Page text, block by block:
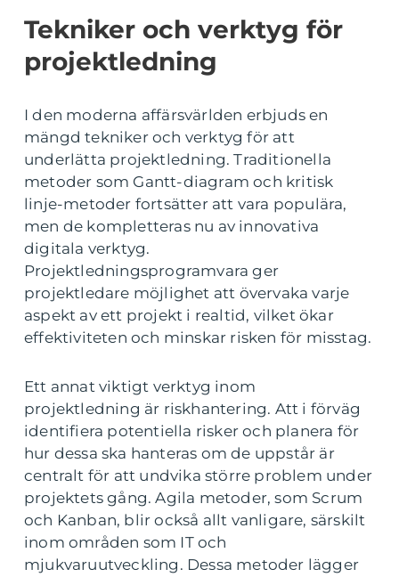
Tekniker och verktyg för
projektledning
I den moderna affärsvärlden erbjuds en
mängd tekniker och verktyg för att
underlätta projektledning. Traditionella
metoder som Gantt-diagram och kritisk
linje-metoder fortsätter att vara populära,
men de kompletteras nu av innovativa
digitala verktyg.
Projektledningsprogramvara ger
projektledare möjlighet att övervaka varje
aspekt av ett projekt i realtid, vilket ökar
effektiviteten och minskar risken för misstag.
Ett annat viktigt verktyg inom
projektledning är riskhantering. Att i förväg
identifiera potentiella risker och planera för
hur dessa ska hanteras om de uppstår är
centralt för att undvika större problem under
projektets gång. Agila metoder, som Scrum
och Kanban, blir också allt vanligare, särskilt
inom områden som IT och
mjukvaruutveckling. Dessa metoder lägger